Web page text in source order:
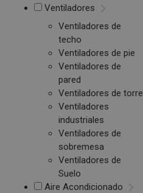
Ventiladores
Ventiladores de
techo
Ventiladores de pie
Ventiladores de
pared
Ventiladores de torre
Ventiladores
industriales
Ventiladores de
sobremesa
Ventiladores de
Suelo
Aire Acondicionado